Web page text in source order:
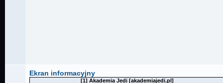
Ekran informacyjny